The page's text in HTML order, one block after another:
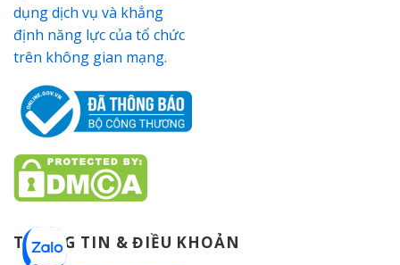
THÔNG TIN & ĐIỀU KHOẢN